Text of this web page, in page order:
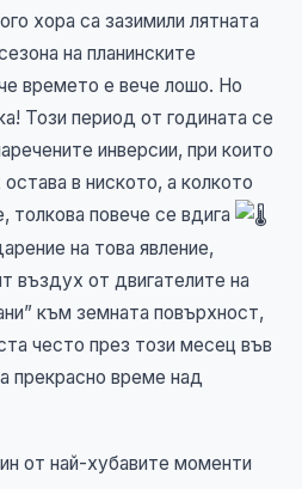
хора са зазимили лятната
на планинските
времето е вече лошо. Но
Този период от годината се
инверсии, при които
в ниското, а колкото
толкова повече се вдига
на това явление,
въздух от двигателите на
към земната повърхност,
често през този месец във
прекрасно време над
от най-хубавите моменти